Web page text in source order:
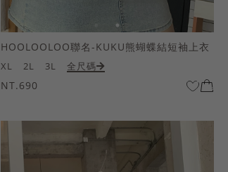
HOOLOOLOO聯名-KUKU熊蝴蝶結短袖上衣
XL 2L 3L 全尺碼
NT.690